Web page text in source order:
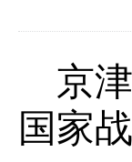
京
国家战